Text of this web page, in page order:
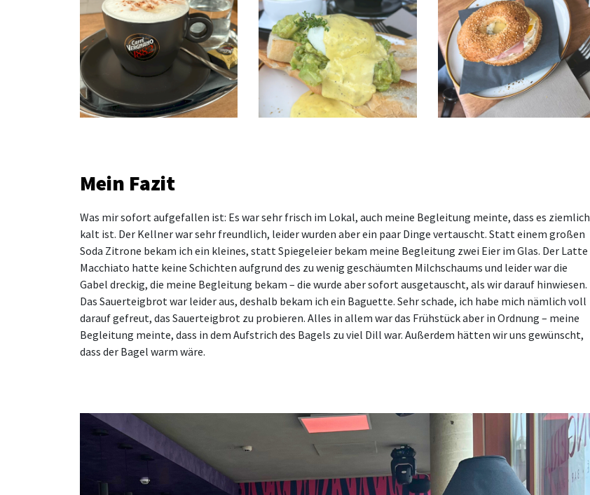
Mein Fazit
Was mir sofort aufgefallen ist: Es war sehr frisch im Lokal, auch meine Begleitung meinte, dass es ziemlich
kalt ist. Der Kellner war sehr freundlich, leider wurden aber ein paar Dinge vertauscht. Statt einem großen
Soda Zitrone bekam ich ein kleines, statt Spiegeleier bekam meine Begleitung zwei Eier im Glas. Der Latte
Macchiato hatte keine Schichten aufgrund des zu wenig geschäumten Milchschaums und leider war die
Gabel dreckig, die meine Begleitung bekam – die wurde aber sofort ausgetauscht, als wir darauf hinwiesen.
Das Sauerteigbrot war leider aus, deshalb bekam ich ein Baguette. Sehr schade, ich habe mich nämlich voll
darauf gefreut, das Sauerteigbrot zu probieren. Alles in allem war das Frühstück aber in Ordnung – meine
Begleitung meinte, dass in dem Aufstrich des Bagels zu viel Dill war. Außerdem hätten wir uns gewünscht,
dass der Bagel warm wäre.